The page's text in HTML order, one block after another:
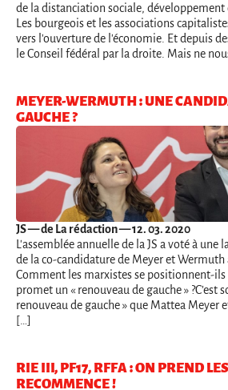
de la distanciation sociale, développement
Les bourgeois et les associations
vers l'ouverture de l'économie. Et depuis
le Conseil fédéral par la droite. Mais ne
MEYER-WERMUTH : UNE
GAUCHE ?
JS— de La rédaction — 12. 03. 2020
L'assemblée annuelle de la JS a voté à une
de la co-candidature de Meyer et Wermuth
Comment les marxistes se positionnent-ils
promet un « renouveau de gauche » ?C’est
renouveau de gauche » que Mattea Meyer
[…]
RIE III, PF17, RFFA : ON PREND
RECOMMENCE !